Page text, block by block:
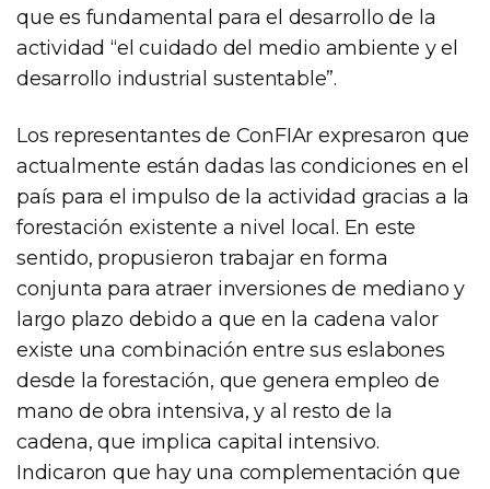
que es fundamental para el desarrollo de la
actividad “el cuidado del medio ambiente y el
desarrollo industrial sustentable”.
Los representantes de ConFIAr expresaron que
actualmente están dadas las condiciones en el
país para el impulso de la actividad gracias a la
forestación existente a nivel local. En este
sentido, propusieron trabajar en forma
conjunta para atraer inversiones de mediano y
largo plazo debido a que en la cadena valor
existe una combinación entre sus eslabones
desde la forestación, que genera empleo de
mano de obra intensiva, y al resto de la
cadena, que implica capital intensivo.
Indicaron que hay una complementación que